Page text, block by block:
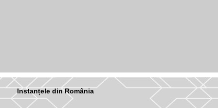
Instanțele din România